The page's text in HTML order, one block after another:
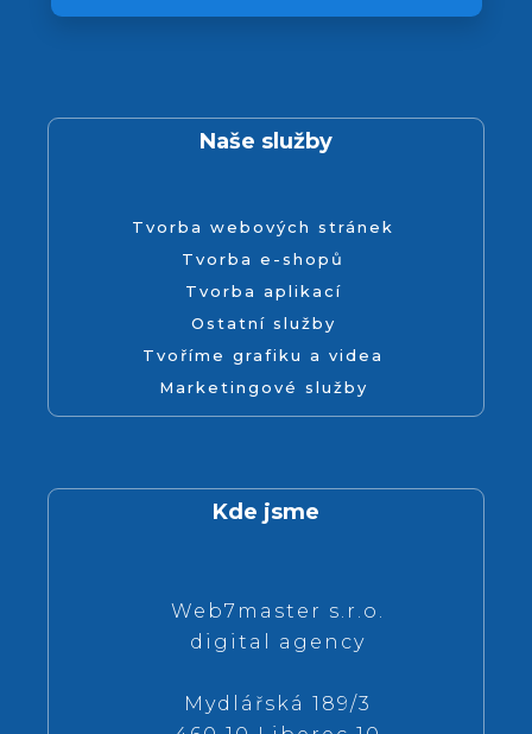
Naše služby
Tvorba webových stránek
Tvorba e-shopů
Tvorba aplikací
Ostatní služby
Tvoříme grafiku a videa
Marketingové služby
Kde jsme
Web7master s.r.o.
digital agency
Mydlářská 189/3